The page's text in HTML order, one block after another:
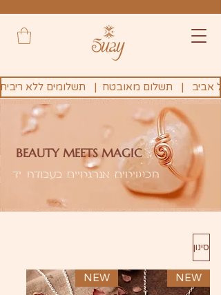
BEAUTY MEETS MAGIC
תכשיטים אנרגטיים בעבודת יד
סינון
NEW
NEW